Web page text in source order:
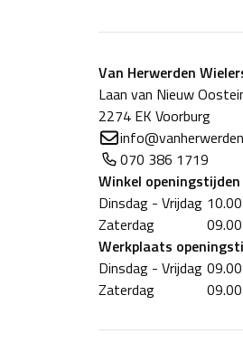
Van Herwerden
Laan van Nieuw
2274 EK Voorburg
070 386 1719
Winkel openingstijden
Dinsdag - Vrijdag
Zaterdag
Werkplaats
Dinsdag - Vrijdag
Zaterdag